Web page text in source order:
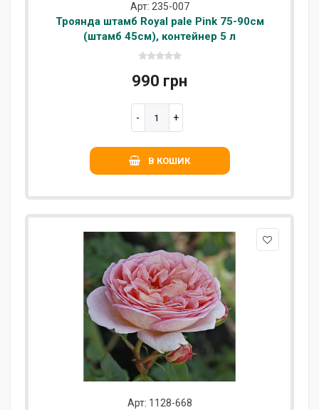
Арт: 235-007
Троянда штамб Royal pale Pink 75-90см
(штамб 45см), контейнер 5 л
990 грн
В КОШИК
Арт: 1128-668